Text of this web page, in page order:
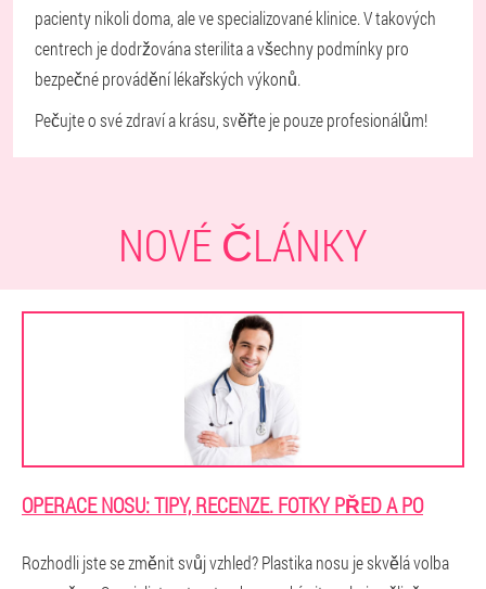
pacienty nikoli doma, ale ve specializované klinice. V takových
centrech je dodržována sterilita a všechny podmínky pro
bezpečné provádění lékařských výkonů.
Pečujte o své zdraví a krásu, svěřte je pouze profesionálům!
NOVÉ ČLÁNKY
OPERACE NOSU: TIPY, RECENZE. FOTKY PŘED A PO
Rozhodli jste se změnit svůj vzhled? Plastika nosu je skvělá volba